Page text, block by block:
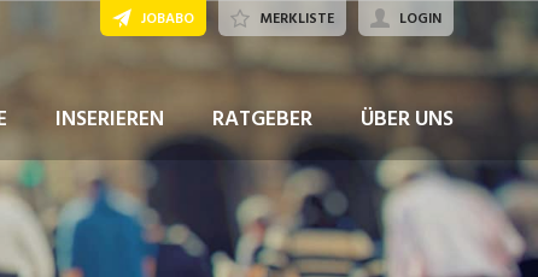
INSERIEREN RATGEBER ÜBER UNS
JOBABO MERKLISTE LOGIN
JETZT BEWERBEN